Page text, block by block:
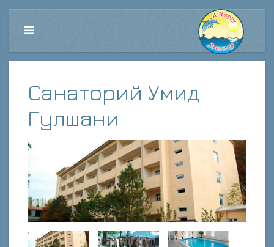
Санаторий Умид
Гулшани